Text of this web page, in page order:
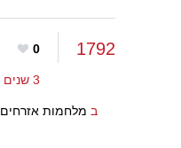
1792
0
3 שנים לפני
ב מלחמות אזרחים